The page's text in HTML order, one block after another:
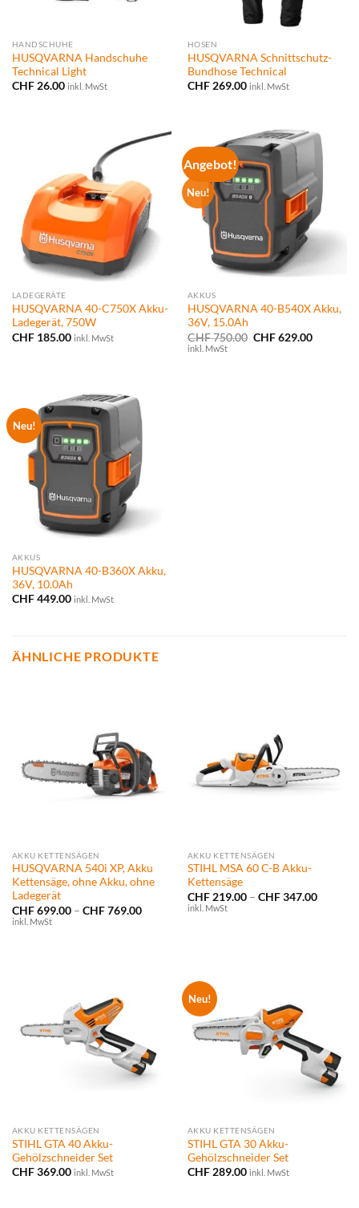
HANDSCHUHE
HUSQVARNA Handschuhe
Technical Light
CHF26.00 inkl. MwSt
HOSEN
HUSQVARNA Schnittschutz-
Bundhose Technical
CHF269.00 inkl. MwSt
LADEGERÄTE
HUSQVARNA 40-C750X Akku-
Ladegerät, 750W
CHF185.00 inkl. MwSt
Angebot!
Neu!
AKKUS
HUSQVARNA 40-B540X Akku,
36V, 15.0Ah
CHF750.00 Ursprünglicher
CHF629.00Aktueller
inkl. MwSt
Neu!
AKKUS
HUSQVARNA 40-B360X Akku,
36V, 10.0Ah
CHF449.00 inkl. MwSt
ÄHNLICHE PRODUKTE
AKKU KETTENSÄGEN
HUSQVARNA 540i XP, Akku
Kettensäge, ohne Akku, ohne
Ladegerät
CHF699.00 – CHF769.00Preisspanne:
inkl. MwSt
AKKU KETTENSÄGEN
STIHL MSA 60 C-B Akku-
Kettensäge
CHF219.00 – CHF347.00
inkl. MwSt
AKKU KETTENSÄGEN
STIHL GTA 40 Akku-
Gehölzschneider Set
CHF369.00 inkl. MwSt
Neu!
AKKU KETTENSÄGEN
STIHL GTA 30 Akku-
Gehölzschneider Set
CHF289.00 inkl. MwSt